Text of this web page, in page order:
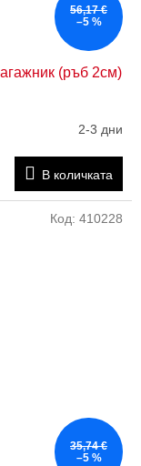
56,17 €
–5 %
(ръб 2см)
2-3 дни
В количката
35,74 €
–5 %
Код: 410228